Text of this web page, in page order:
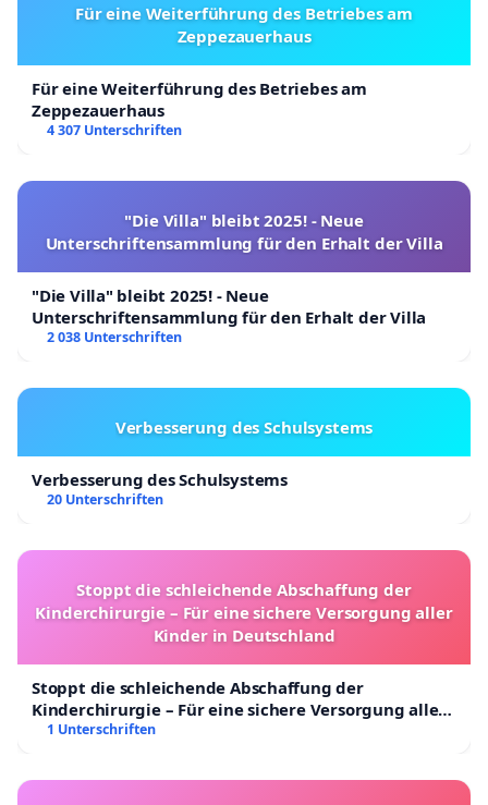
Für eine Weiterführung des Betriebes am
Zeppezauerhaus
Für eine Weiterführung des Betriebes am
Zeppezauerhaus
4 307 Unterschriften
"Die Villa" bleibt 2025! - Neue
Unterschriftensammlung für den Erhalt der Villa
"Die Villa" bleibt 2025! - Neue
Unterschriftensammlung für den Erhalt der Villa
2 038 Unterschriften
Verbesserung des Schulsystems
Verbesserung des Schulsystems
20 Unterschriften
Stoppt die schleichende Abschaffung der
Kinderchirurgie – Für eine sichere Versorgung aller
Kinder in Deutschland
Stoppt die schleichende Abschaffung der
Kinderchirurgie – Für eine sichere Versorgung aller
Kinder in Deutschland
1 Unterschriften